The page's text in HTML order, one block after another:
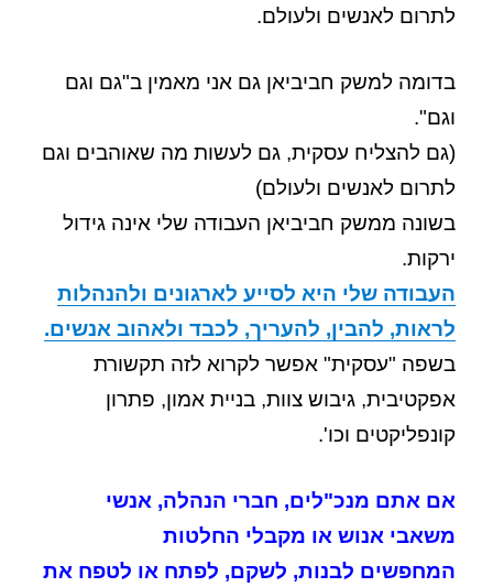
לתרום לאנשים ולעולם.
בדומה למשק חביביאן גם אני מאמין ב"גם וגם
וגם".
(גם להצליח עסקית, גם לעשות מה שאוהבים וגם
לתרום לאנשים ולעולם)
בשונה ממשק חביביאן העבודה שלי אינה גידול
ירקות.
העבודה שלי היא לסייע לארגונים ולהנהלות
לראות, להבין, להעריך, לכבד ולאהוב אנשים.
בשפה "עסקית" אפשר לקרוא לזה תקשורת
אפקטיבית, גיבוש צוות, בניית אמון, פתרון
קונפליקטים וכו'.
אם אתם מנכ"לים, חברי הנהלה, אנשי
משאבי אנוש או מקבלי החלטות
המחפשים לבנות, לשקם, לפתח או לטפח את